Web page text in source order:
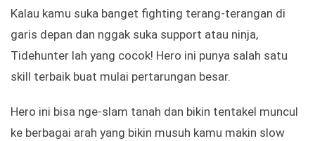
Kalau kamu suka banget fighting terang-terangan di
garis depan dan nggak suka support atau ninja,
Tidehunter lah yang cocok! Hero ini punya salah satu
skill terbaik buat mulai pertarungan besar.
Hero ini bisa nge-slam tanah dan bikin tentakel muncul
ke berbagai arah yang bikin musuh kamu makin slow